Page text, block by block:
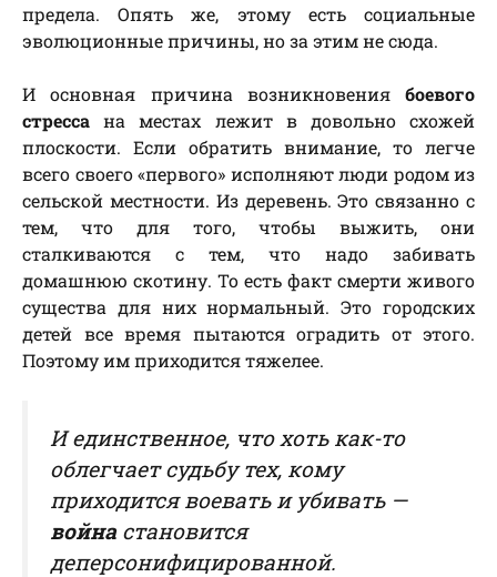
предела. Опять же, этому есть социальные
эволюционные причины, но за этим не сюда.
И основная причина возникновения боевого
стресса на местах лежит в довольно схожей
плоскости. Если обратить внимание, то легче
всего своего «первого» исполняют люди родом из
сельской местности. Из деревень. Это связанно с
тем, что для того, чтобы выжить, они
сталкиваются с тем, что надо забивать
домашнюю скотину. То есть факт смерти живого
существа для них нормальный. Это городских
детей все время пытаются оградить от этого.
Поэтому им приходится тяжелее.
И единственное, что хоть как-то
облегчает судьбу тех, кому
приходится воевать и убивать —
войнастановится
деперсонифицированной.